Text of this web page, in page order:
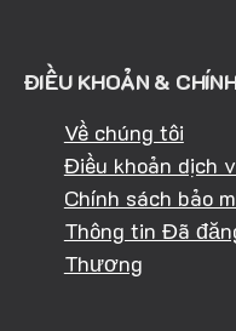
ĐIỀU KHOẢN &
Về chúng tôi
Điều khoản dịch
Chính sách bảo
Thông tin Đã
Thương